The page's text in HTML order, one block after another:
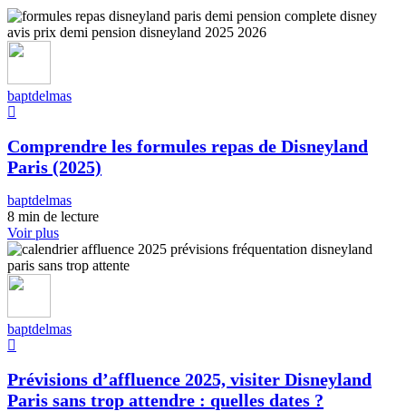
baptdelmas
Comprendre les formules repas de Disneyland
Paris (2025)
baptdelmas
8 min de lecture
Voir plus
baptdelmas
Prévisions d’affluence 2025, visiter Disneyland
Paris sans trop attendre : quelles dates ?